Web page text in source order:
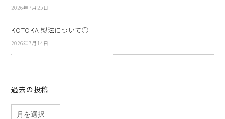
2026年7月25日
KOTOKA 製法について①
2026年7月14日
過去の投稿